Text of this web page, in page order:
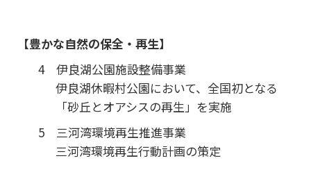
【豊かな自然の保全・再生】
4 伊良湖公園施設整備事業
伊良湖休暇村公園において、全国初となる
「砂丘とオアシスの再生」を実施
5 三河湾環境再生推進事業
三河湾環境再生行動計画の策定